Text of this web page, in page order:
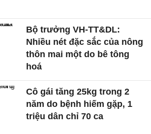
Bộ trưởng VH-TT&DL:
Nhiều nét đặc sắc của nông
thôn mai một do bê tông
hoá
Cô gái tăng 25kg trong 2
năm do bệnh hiếm gặp, 1
triệu dân chỉ 70 ca